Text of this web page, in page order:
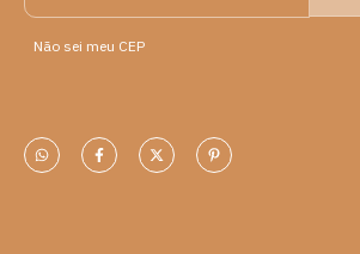
COPO - A - 8 cm L - 7 cm P - 7 cm
Não sei meu CEP